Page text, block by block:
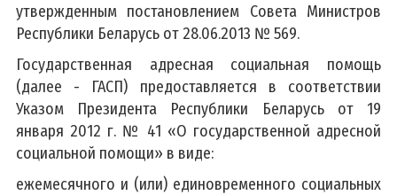
утвержденным постановлением Совета Министров
Республики Беларусь от 28.06.2013 № 569.
Государственная адресная социальная помощь
(далее - ГАСП) предоставляется в соответствии
Указом Президента Республики Беларусь от 19
января 2012 г. № 41 «О государственной адресной
социальной помощи» в виде:
ежемесячного и (или) единовременного социальных